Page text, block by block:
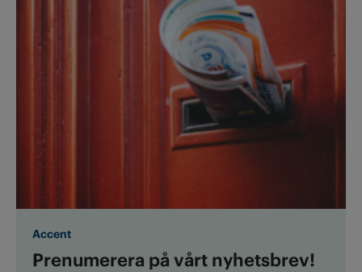
Accent
Prenumerera på vårt nyhetsbrev!